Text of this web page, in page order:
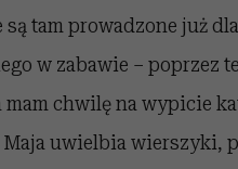
tam prowadzone już
w zabawie – poprzez
chwilę na wypicie
uwielbia wierszyki,